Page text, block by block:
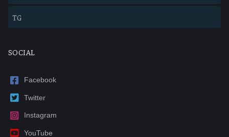
TG
SOCIAL
Facebook
Twitter
Instagram
YouTube